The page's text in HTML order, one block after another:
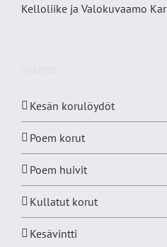
Kelloliike ja Valokuvaamo
Kesän korulöydöt
Poem korut
Poem huivit
Kullatut korut
Kesävintti